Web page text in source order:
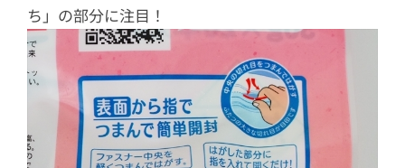
ち」の部分に注目！